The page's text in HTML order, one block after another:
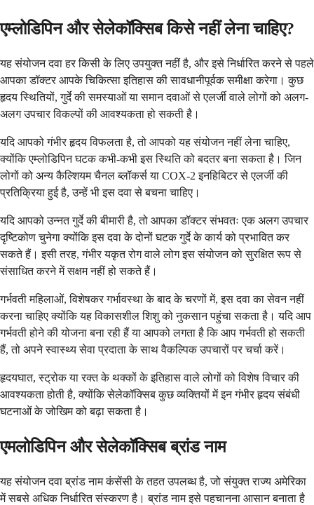
एम्लोडिपिन और सेलेकॉक्सिब किसे नहीं लेना चाहिए?
यह संयोजन दवा हर किसी के लिए उपयुक्त नहीं है, और इसे निर्धारित करने से पहले
आपका डॉक्टर आपके चिकित्सा इतिहास की सावधानीपूर्वक समीक्षा करेगा। कुछ
हृदय स्थितियों, गुर्दे की समस्याओं या समान दवाओं से एलर्जी वाले लोगों को अलग-
अलग उपचार विकल्पों की आवश्यकता हो सकती है।
यदि आपको गंभीर हृदय विफलता है, तो आपको यह संयोजन नहीं लेना चाहिए,
क्योंकि एम्लोडिपिन घटक कभी-कभी इस स्थिति को बदतर बना सकता है। जिन
लोगों को अन्य कैल्शियम चैनल ब्लॉकर्स या COX-2 इनहिबिटर से एलर्जी की
प्रतिक्रिया हुई है, उन्हें भी इस दवा से बचना चाहिए।
यदि आपको उन्नत गुर्दे की बीमारी है, तो आपका डॉक्टर संभवतः एक अलग उपचार
दृष्टिकोण चुनेगा क्योंकि इस दवा के दोनों घटक गुर्दे के कार्य को प्रभावित कर
सकते हैं। इसी तरह, गंभीर यकृत रोग वाले लोग इस संयोजन को सुरक्षित रूप से
संसाधित करने में सक्षम नहीं हो सकते हैं।
गर्भवती महिलाओं, विशेषकर गर्भावस्था के बाद के चरणों में, इस दवा का सेवन नहीं
करना चाहिए क्योंकि यह विकासशील शिशु को नुकसान पहुंचा सकता है। यदि आप
गर्भवती होने की योजना बना रही हैं या आपको लगता है कि आप गर्भवती हो सकती
हैं, तो अपने स्वास्थ्य सेवा प्रदाता के साथ वैकल्पिक उपचारों पर चर्चा करें।
हृदयघात, स्ट्रोक या रक्त के थक्कों के इतिहास वाले लोगों को विशेष विचार की
आवश्यकता होती है, क्योंकि सेलेकॉक्सिब कुछ व्यक्तियों में इन गंभीर हृदय संबंधी
घटनाओं के जोखिम को बढ़ा सकता है।
एमलोडिपिन और सेलेकॉक्सिब ब्रांड नाम
यह संयोजन दवा ब्रांड नाम कंसेंसी के तहत उपलब्ध है, जो संयुक्त राज्य अमेरिका
में सबसे अधिक निर्धारित संस्करण है। ब्रांड नाम इसे पहचानना आसान बनाता है